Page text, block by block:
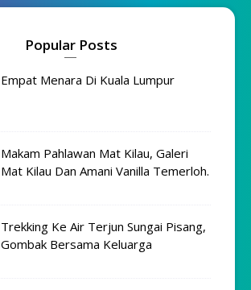
Popular Posts
Empat Menara Di Kuala Lumpur
Makam Pahlawan Mat Kilau, Galeri
Mat Kilau Dan Amani Vanilla Temerloh.
Trekking Ke Air Terjun Sungai Pisang,
Gombak Bersama Keluarga